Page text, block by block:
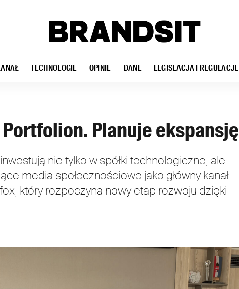
TECHNOLOGIE OPINIE DANE LEGISLACJA I REGULACJE
Planuje ekspansję
nie tylko w spółki technologiczne, ale
media społecznościowe jako główny kanał
który rozpoczyna nowy etap rozwoju dzięki